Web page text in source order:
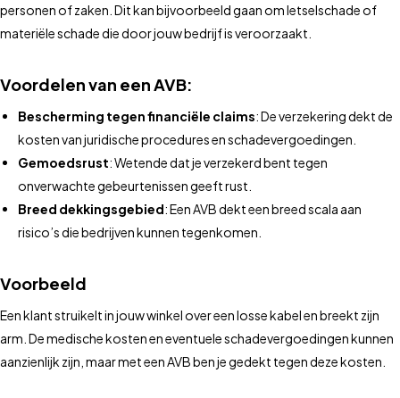
personen of zaken. Dit kan bijvoorbeeld gaan om letselschade of
materiële schade die door jouw bedrijf is veroorzaakt.
Voordelen van een AVB:
Bescherming tegen financiële claims: De verzekering dekt de
kosten van juridische procedures en schadevergoedingen.
Gemoedsrust: Wetende dat je verzekerd bent tegen
onverwachte gebeurtenissen geeft rust.
Breed dekkingsgebied: Een AVB dekt een breed scala aan
risico’s die bedrijven kunnen tegenkomen.
Voorbeeld
Een klant struikelt in jouw winkel over een losse kabel en breekt zijn
arm. De medische kosten en eventuele schadevergoedingen kunnen
aanzienlijk zijn, maar met een AVB ben je gedekt tegen deze kosten.